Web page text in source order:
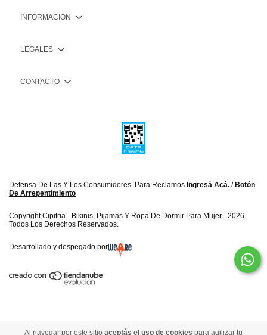
Al navegar por este sitio aceptás el uso de cookies para agilizar tu
INFORMACIÓN
LEGALES
CONTACTO
Defensa De Las Y Los Consumidores. Para Reclamos Ingresá Acá. / Botón
De Arrepentimiento
Copyright Cipitria - Bikinis, Pijamas Y Ropa De Dormir Para Mujer - 2026.
Todos Los Derechos Reservados.
Desarrollado y despegado por